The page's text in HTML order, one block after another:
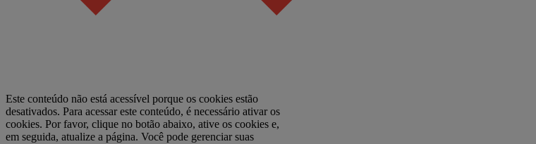
Este conteúdo não está acessível porque os cookies estão
desativados. Para acessar este conteúdo, é necessário ativar os
cookies. Por favor, clique no botão abaixo, ative os cookies e,
em seguida, atualize a página. Você pode gerenciar suas